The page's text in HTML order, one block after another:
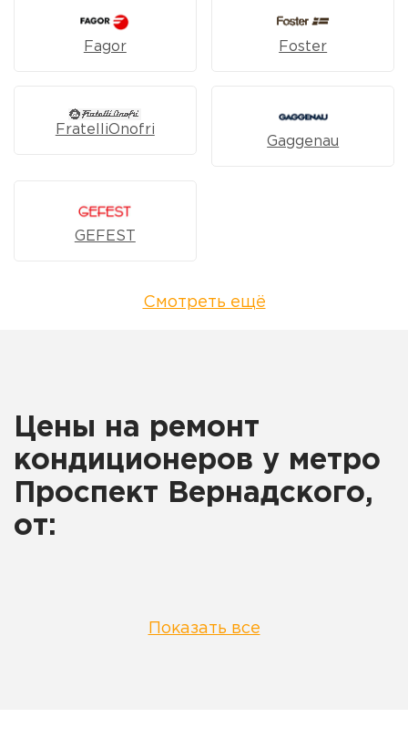
Fagor Foster
FratelliOnofri
Gaggenau
GEFEST
Смотреть ещё
Цены на ремонт
кондиционеров у метро
Проспект Вернадского,
от:
Показать все